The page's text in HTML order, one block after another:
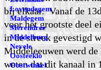
bij elkaar. Vanaf de
voor het grootste deel
in de streek gevestigd
Middeleeuwen werd
weten dat dit kanaal in
Lovendegem
Maldegem
Merendree
Middelburg
Nevele
Oosteeklo
Oostwinkel